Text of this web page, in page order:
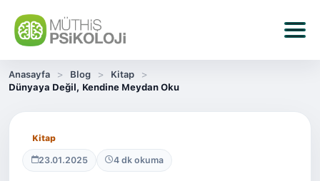
Anasayfa Blog
Kitap
Dünyaya Değil, Kendine Meydan Oku
Kitap
23.01.2025 4 dk okuma